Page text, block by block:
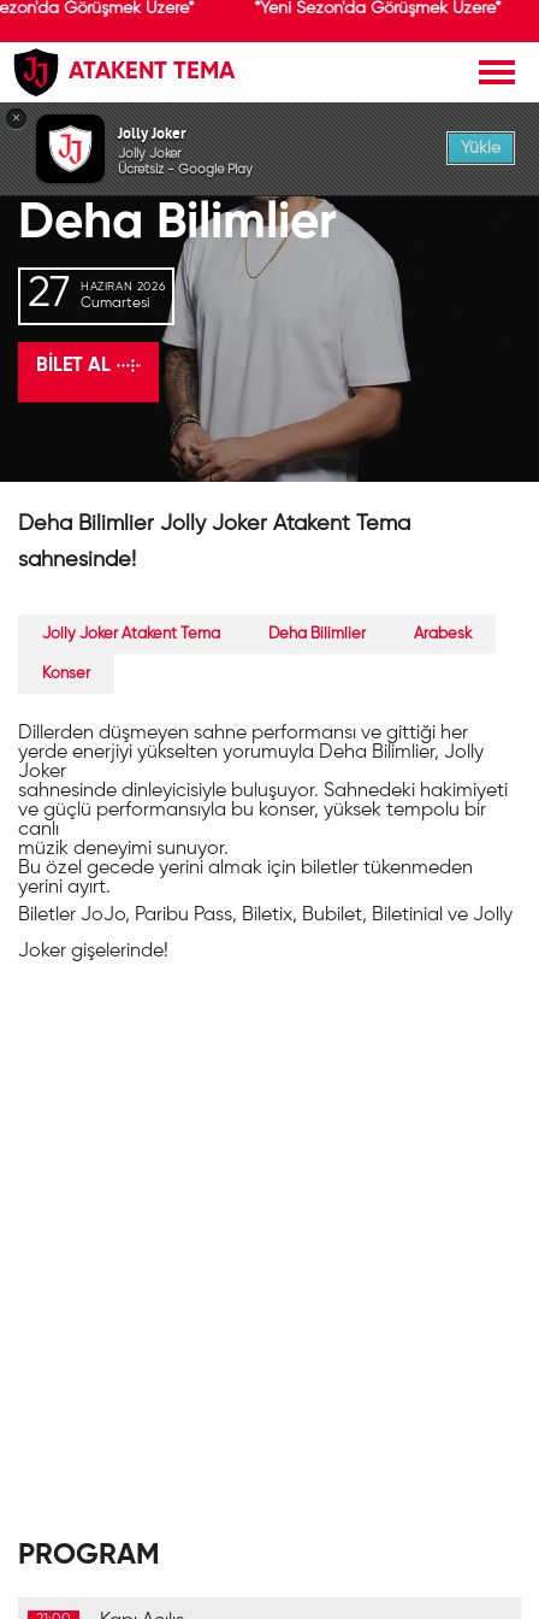
Görüşmek Üzere* *Yeni Sezon'da Görüşmek Üzere*
ATAKENT TEMA
GEÇMİŞ ETKİNLİK
Deha Bilimlier
27 HAZIRAN 2026
Cumartesi
BILET AL
Deha Bilimlier Jolly Joker Atakent Tema
sahnesinde!
Jolly Joker Atakent Tema Deha Bilimlier Arabesk
Konser
Dillerden düşmeyen sahne performansı ve gittiği her
yerde enerjiyi yükselten yorumuyla Deha Bilimlier, Jolly
Joker
sahnesinde dinleyicisiyle buluşuyor. Sahnedeki hakimiyeti
ve güçlü performansıyla bu konser, yüksek tempolu bir
canlı
müzik deneyimi sunuyor.
Bu özel gecede yerini almak için biletler tükenmeden
yerini ayırt.
Biletler JoJo, Paribu Pass, Biletix, Bubilet, Biletinial ve Jolly
Joker gişelerinde!
PROGRAM
×
Jolly Joker
Jolly Joker
Ücretsiz - Google Play
Yükle